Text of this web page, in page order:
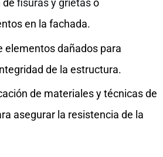
de fisuras y grietaso
en la fachada.
elementos dañados para
de la estructura.
de materiales y técnicas de
asegurar la resistencia de la